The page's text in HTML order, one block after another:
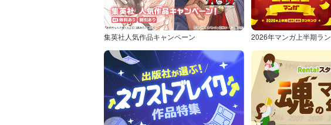
集英社人気作品キャンペーン 2026年マンガ上半期ラ